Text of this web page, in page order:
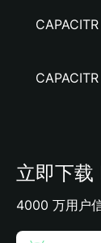
立即下
4000 万用户